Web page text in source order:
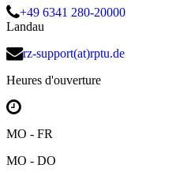
+49 6341 280-20000
Landau
rz-support(at)rptu.de
Heures d'ouverture
MO - FR
MO - DO